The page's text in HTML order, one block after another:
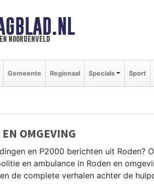
noordenveld
Gemeente Regionaal Specials Sport
OMGEVING
en P2000 berichten uit Roden?
en ambulance in Roden en
de complete verhalen achter de